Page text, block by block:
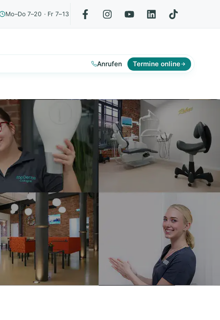
Mo–Do 7–20 · Fr 7–13
Anrufen Termine online